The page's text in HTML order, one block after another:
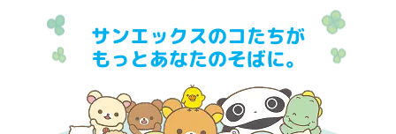
サンエックスのコたちが
もっとあなたのそばに。